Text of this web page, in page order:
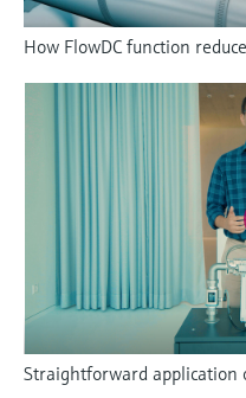
How FlowDC function
Straightforward application